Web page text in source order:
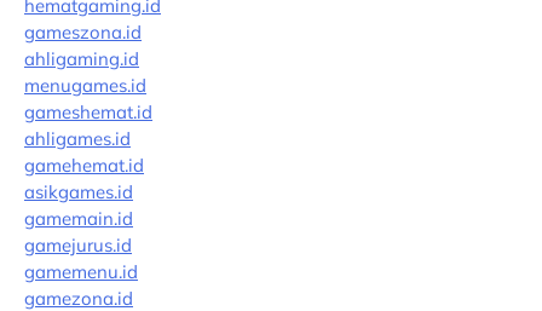
hematgaming.id
gameszona.id
ahligaming.id
menugames.id
gameshemat.id
ahligames.id
gamehemat.id
asikgames.id
gamemain.id
gamejurus.id
gamemenu.id
gamezona.id